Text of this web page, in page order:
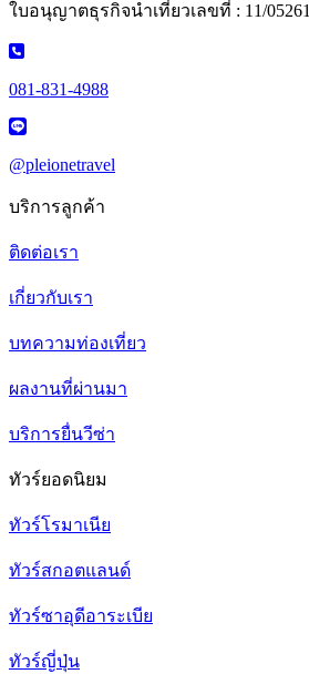
ใบอนุญาตธุรกิจนำเที่ยวเลขที่ : 11/05261
081-831-4988
@pleionetravel
บริการลูกค้า
ติดต่อเรา
เกี่ยวกับเรา
บทความท่องเที่ยว
ผลงานที่ผ่านมา
บริการยื่นวีซ่า
ทัวร์ยอดนิยม
ทัวร์โรมาเนีย
ทัวร์สกอตแลนด์
ทัวร์ซาอุดีอาระเบีย
ทัวร์ญี่ปุ่น